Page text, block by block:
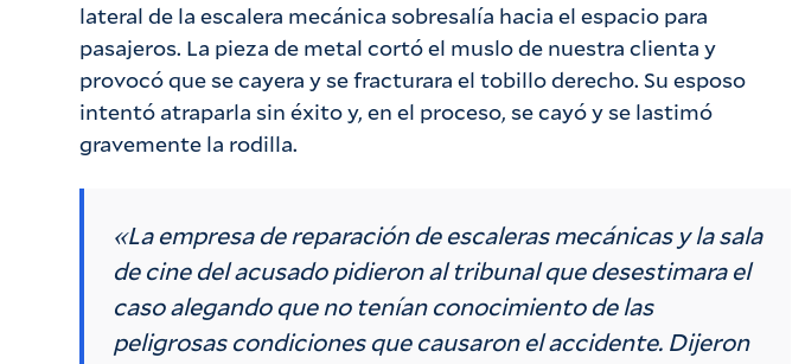
lateral de la escalera mecánica sobresalía hacia el espacio para
pasajeros. La pieza de metal cortó el muslo de nuestra clienta y
provocó que se cayera y se fracturara el tobillo derecho. Su esposo
intentó atraparla sin éxito y, en el proceso, se cayó y se lastimó
gravemente la rodilla.
«La empresa de reparación de escaleras mecánicas y la sala
de cine del acusado pidieron al tribunal que desestimara el
caso alegando que no tenían conocimiento de las
peligrosas condiciones que causaron el accidente. Dijeron